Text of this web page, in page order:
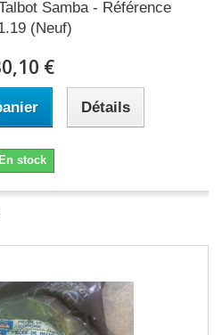
Samba - Référence
(Neuf)
€
Détails
En stock